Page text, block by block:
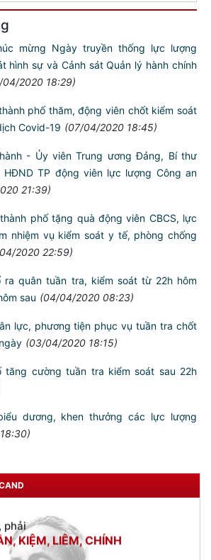
mừng Ngày truyền thống lực lượng
hình sự và Cảnh sát Quản lý hành chính
04/2020 18:29)
phố thăm, động viên chốt kiểm soát
Covid-19 (07/04/2020 18:45)
- Ủy viên Trung ương Đảng, Bí thư
HĐND TP động viên lực lượng Công an
21:39)
phố tặng quà động viên CBCS, lực
nhiệm vụ kiểm soát y tế, phòng chống
2020 22:59)
ra quân tuần tra, kiểm soát từ 22h hôm
sau (04/04/2020 08:23)
lực, phương tiện phục vụ tuần tra chốt
(03/04/2020 18:15)
tăng cường tuần tra kiểm soát sau 22h
dương, khen thưởng các lực lượng
phải
THÂN ÁI GIÚP ĐỠ